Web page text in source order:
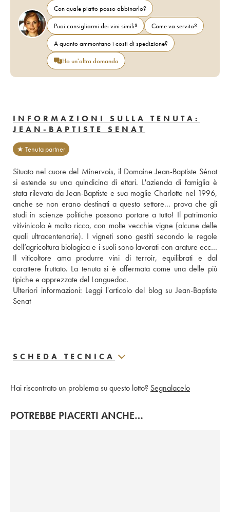
Con quale piatto posso abbinarlo?
Puoi consigliarmi dei vini simili?
Come va servito?
A quanto ammontano i costi di spedizione?
Ho un'altra domanda
INFORMAZIONI SULLA TENUTA:
JEAN-BAPTISTE SENAT
★ Tenuta partner
Situato nel cuore del Minervois, il Domaine Jean-Baptiste Sénat
si estende su una quindicina di ettari. L'azienda di famiglia è
stata rilevata da Jean-Baptiste e sua moglie Charlotte nel 1996,
anche se non erano destinati a questo settore... prova che gli
studi in scienze politiche possono portare a tutto! Il patrimonio
vitivinicolo è molto ricco, con molte vecchie vigne (alcune delle
quali ultracentenarie). I vigneti sono gestiti secondo le regole
dell’agricoltura biologica e i suoli sono lavorati con arature ecc…
Il viticoltore ama produrre vini di terroir, equilibrati e dal
carattere fruttato. La tenuta si è affermata come una delle più
tipiche e apprezzate del Languedoc.
Ulteriori informazioni: Leggi l'articolo del blog su Jean-Baptiste
Senat
SCHEDA TECNICA
Hai riscontrato un problema su questo lotto? Segnalacelo
POTREBBE PIACERTI ANCHE…